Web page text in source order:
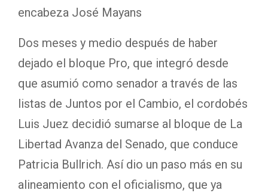
encabeza José Mayans
Dos meses y medio después de haber
dejado el bloque Pro, que integró desde
que asumió como senador a través de las
listas de Juntos por el Cambio, el cordobés
Luis Juez decidió sumarse al bloque de La
Libertad Avanza del Senado, que conduce
Patricia Bullrich. Así dio un paso más en su
alineamiento con el oficialismo, que ya